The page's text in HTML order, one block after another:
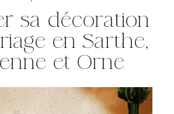
sa décoration
en Sarthe,
et Orne